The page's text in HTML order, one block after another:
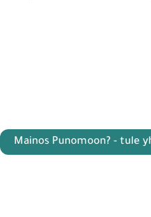
Mainos Punomoon? - tule